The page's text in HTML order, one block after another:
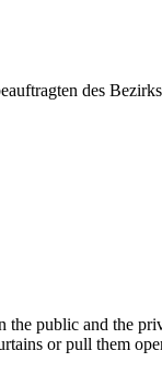
des
the public and the
or pull them